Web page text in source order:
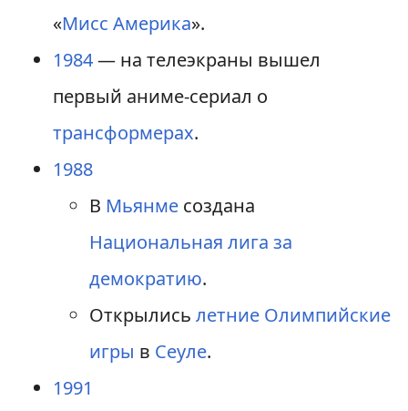
«Мисс Америка».
1984— на телеэкраны вышел
первый аниме-сериал о
трансформерах.
1988
В Мьянмесоздана
Национальная лига за
демократию.
Открылись летние Олимпийские
игры в Сеуле.
1991